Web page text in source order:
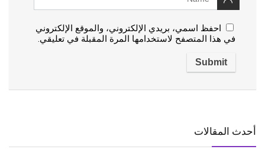
احفظ اسمي، بريدي الإلكتروني، والموقع الإلكتروني
في هذا المتصفح لاستخدامها المرة المقبلة في تعليقي.
أحدث المقالات